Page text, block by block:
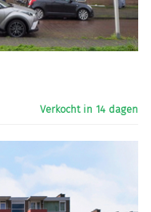
Verkocht in 14 dagen